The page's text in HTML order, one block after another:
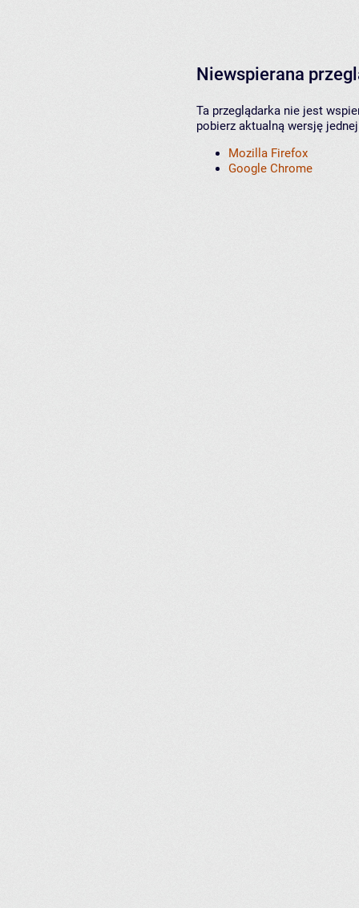
Niewspierana
Ta przeglądarka nie jest
pobierz aktualną wersję
Mozilla Firefox
Google Chrome